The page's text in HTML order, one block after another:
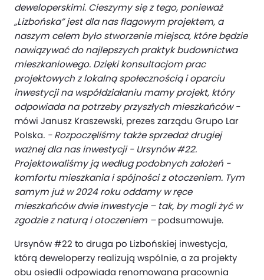
deweloperskimi. Cieszymy się z tego, ponieważ
„Lizbońska” jest dla nas flagowym projektem, a
naszym celem było stworzenie miejsca, które będzie
nawiązywać do najlepszych praktyk budownictwa
mieszkaniowego. Dzięki konsultacjom prac
projektowych z lokalną społecznością i oparciu
inwestycji na współdziałaniu mamy projekt, który
odpowiada na potrzeby przyszłych mieszkańców -
mówi Janusz Kraszewski, prezes zarządu Grupo Lar
Polska. - Rozpoczęliśmy także sprzedaż drugiej
ważnej dla nas inwestycji - Ursynów #22.
Projektowaliśmy ją według podobnych założeń -
komfortu mieszkania i spójności z otoczeniem. Tym
samym już w 2024 roku oddamy w ręce
mieszkańców dwie inwestycje – tak, by mogli żyć w
zgodzie z naturą i otoczeniem –podsumowuje.
Ursynów #22 to druga po Lizbońskiej inwestycja,
którą deweloperzy realizują wspólnie, a za projekty
obu osiedli odpowiada renomowana pracownia